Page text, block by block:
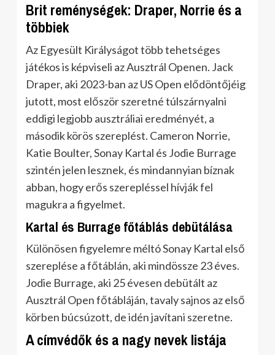
Brit reménységek: Draper, Norrie és a
többiek
Az Egyesült Királyságot több tehetséges
játékos is képviseli az Ausztrál Openen. Jack
Draper, aki 2023-ban az US Open elődöntőjéig
jutott, most először szeretné túlszárnyalni
eddigi legjobb ausztráliai eredményét, a
második körös szereplést. Cameron Norrie,
Katie Boulter, Sonay Kartal és Jodie Burrage
szintén jelen lesznek, és mindannyian bíznak
abban, hogy erős szerepléssel hívják fel
magukra a figyelmet.
Kartal és Burrage főtáblás debütálása
Különösen figyelemre méltó Sonay Kartal első
szereplése a főtáblán, aki mindössze 23 éves.
Jodie Burrage, aki 25 évesen debütált az
Ausztrál Open főtábláján, tavaly sajnos az első
körben búcsúzott, de idén javítani szeretne.
A címvédők és a nagy nevek listája